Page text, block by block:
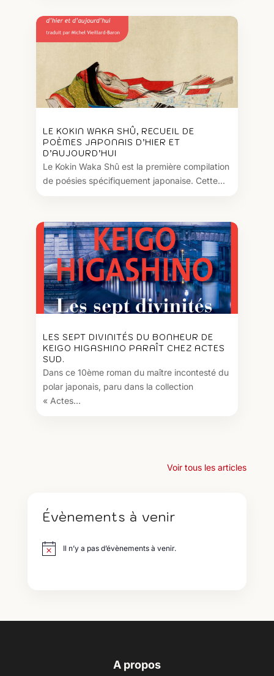
LE KOKIN WAKA SHÛ, RECUEIL DE
POÈMES JAPONAIS D’HIER ET
D’AUJOURD’HUI
Le Kokin Waka Shû est la première compilation
de poésies spécifiquement japonaise. Cette...
LES SEPT DIVINITÉS DU BONHEUR DE
KEIGO HIGASHINO PARAÎT CHEZ ACTES
SUD.
Dans ce 10ème roman du maître incontesté du
polar japonais, paru dans la collection
« Actes...
Voir tous les articles
Évènements à venir
Il n’y a pas d’évènements à venir.
A propos